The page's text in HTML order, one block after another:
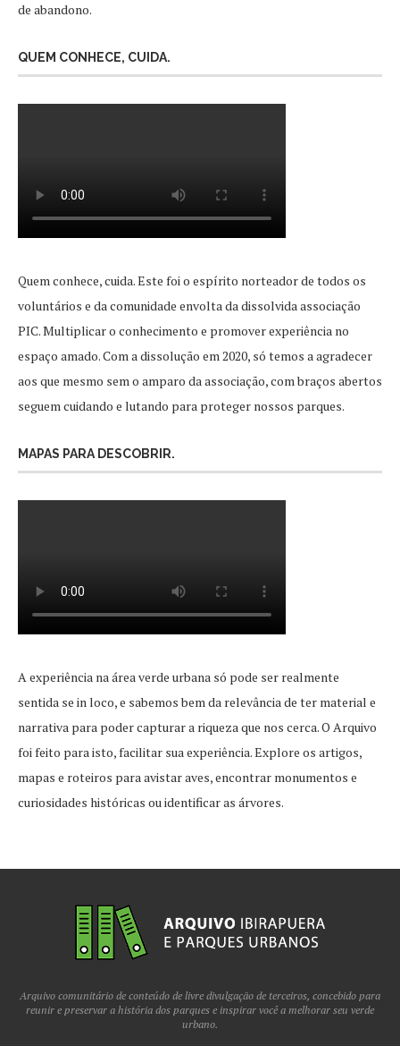
de abandono.
QUEM CONHECE, CUIDA.
Quem conhece, cuida. Este foi o espírito norteador de todos os
voluntários e da comunidade envolta da dissolvida associação
PIC. Multiplicar o conhecimento e promover experiência no
espaço amado. Com a dissolução em 2020, só temos a agradecer
aos que mesmo sem o amparo da associação, com braços abertos
seguem cuidando e lutando para proteger nossos parques.
MAPAS PARA DESCOBRIR.
A experiência na área verde urbana só pode ser realmente
sentida se in loco, e sabemos bem da relevância de ter material e
narrativa para poder capturar a riqueza que nos cerca. O Arquivo
foi feito para isto, facilitar sua experiência. Explore os artigos,
mapas e roteiros para avistar aves, encontrar monumentos e
curiosidades históricas ou identificar as árvores.
Arquivo comunitário de conteúdo de livre divulgação de terceiros, concebido para
reunir e preservar a história dos parques e inspirar você a melhorar seu verde
urbano.